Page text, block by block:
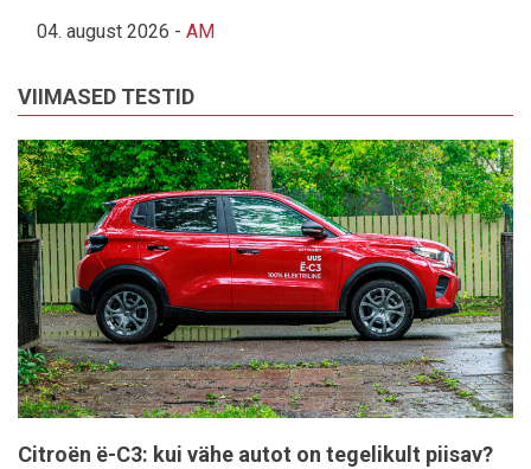
04. august 2026 - AM
VIIMASED TESTID
Citroën ë-C3: kui vähe autot on tegelikult piisav?